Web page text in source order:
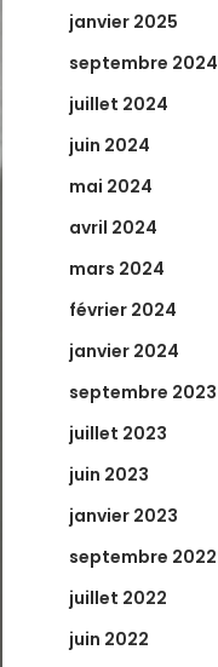
janvier 2025
septembre 2024
juillet 2024
juin 2024
mai 2024
avril 2024
mars 2024
février 2024
janvier 2024
septembre 2023
juillet 2023
juin 2023
janvier 2023
septembre 2022
juillet 2022
juin 2022